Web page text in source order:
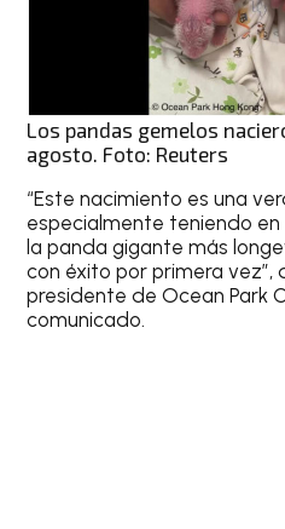
Los pandas gemelos
agosto. Foto: Reuters
“Este nacimiento es una
especialmente teniendo
la panda gigante más
con éxito por primera vez”,
presidente de Ocean Park
comunicado.